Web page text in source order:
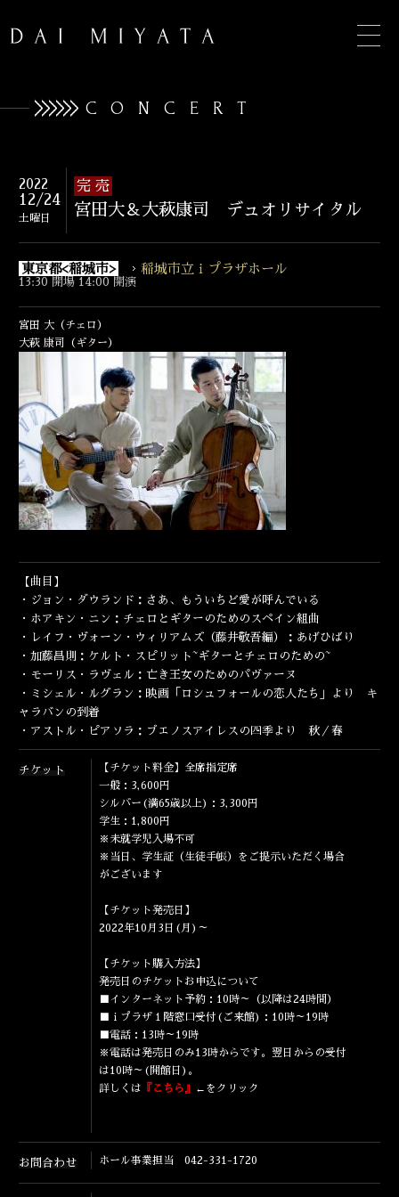
INFORMATION
CONTACT
ENGLISH
CONCERT
2022
12/24
土曜日
完 売
宮田大＆大萩康司 デュオリサイタル
東京都<稲城市> 稲城市立ｉプラザホール
13:30 開場 14:00 開演
宮田 大（チェロ）
大萩 康司（ギター）
【曲目】
・ジョン・ダウランド：さあ、もういちど愛が呼んでいる
・ホアキン・ニン：チェロとギターのためのスペイン組曲
・レイフ・ヴォーン・ウィリアムズ（藤井敬吾編）：あげひばり
・加藤昌則：ケルト・スピリット~ギターとチェロのための~
・モーリス・ラヴェル： 亡き王女のためのパヴァーヌ
・ミシェル・ルグラン：映画「 ロシュフォールの恋人たち」より キ
ャラバンの到着
・アストル・ピアソラ： ブエノスアイレスの四季より 秋／春
チケット
【チケット料金】全席指定席
一般：3,600円
シルバー(満65歳以上)：3,300円
学生：1,800円
※未就学児入場不可
※当日、学生証（生徒手帳）をご提示いただく場合
がございます
【チケット発売日】
2022年10月3日(月)～
【チケット購入方法】
発売日のチケットお申込について
■インターネット予約：10時～（以降は24時間）
■ｉプラザ１階窓口受付(ご来館)：10時～19時
■電話：13時～19時
※電話は発売日のみ13時からです。翌日からの受付
は10時～(開館日)。
詳しくは 『こちら』 ←をクリック
お問合わせ ホール事業担当 042-331-1720